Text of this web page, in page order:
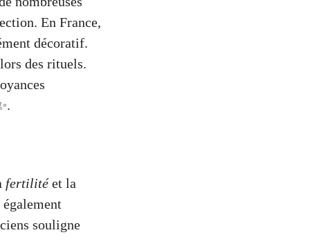
En France,
décoratif.
des rituels.
fertilitéet la
souligne